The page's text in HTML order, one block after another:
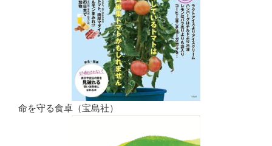
命を守る食卓（宝島社）